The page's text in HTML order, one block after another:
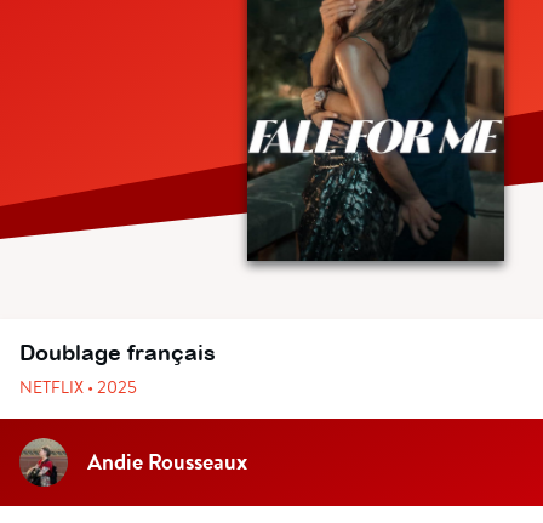
Doublage français
NETFLIX • 2025
Andie Rousseaux